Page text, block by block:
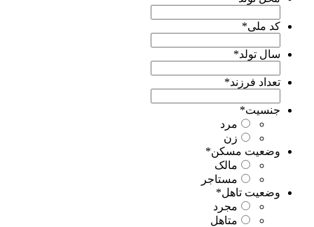
کد ملی*
سال تولد*
تعداد فرزند *
جنسیت*
مرد
زن
وضعیت مسکن*
مالک
مستاجر
وضعیت تاهل*
مجرد
متاهل